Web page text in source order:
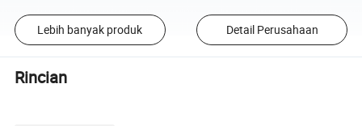
Lebih banyak produk Detail Perusahaan
Rincian